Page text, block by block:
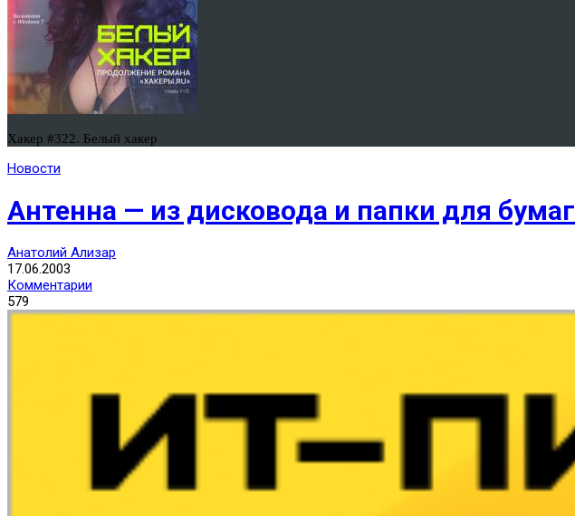
Хакер #322. Белый хакер
Новости
Антенна — из дисковода и папки для бумаг
Анатолий Ализар
17.06.2003
Комментарии
579